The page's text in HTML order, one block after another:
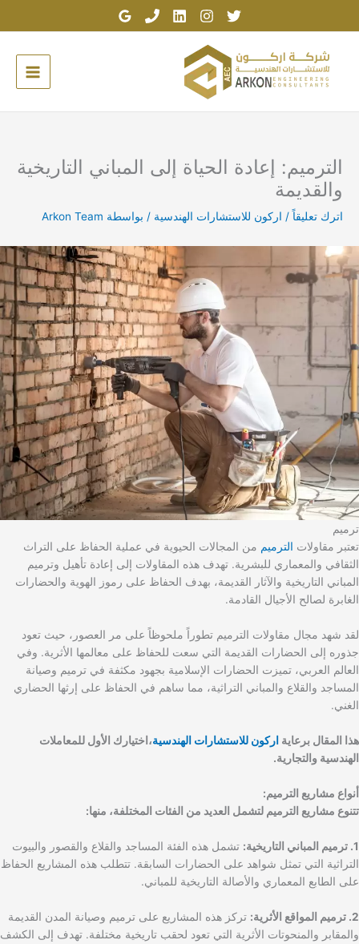
الترميم: إعادة الحياة إلى المباني التاريخية
والقديمة
اترك تعليقاً / اركون للاستشارات الهندسية / بواسطة Arkon Team
ترميم
تعتبر مقاولات الترميم من المجالات الحيوية في عملية الحفاظ على التراث
الثقافي والمعماري للبشرية. تهدف هذه المقاولات إلى إعادة تأهيل وترميم
المباني التاريخية والآثار القديمة، بهدف الحفاظ على رموز الهوية والحضارات
الغابرة لصالح الأجيال القادمة.
لقد شهد مجال مقاولات الترميم تطوراً ملحوظاً على مر العصور، حيث تعود
جذوره إلى الحضارات القديمة التي سعت للحفاظ على معالمها الأثرية. وفي
العالم العربي، تميزت الحضارات الإسلامية بجهود مكثفة في ترميم وصيانة
المساجد والقلاع والمباني التراثية، مما ساهم في الحفاظ على إرثها الحضاري
الغني.
هذا المقال برعاية اركون للاستشارات الهندسية،اختيارك الأول للمعاملات
الهندسية والتجارية.
أنواع مشاريع الترميم:
تتنوع مشاريع الترميم لتشمل العديد من الفئات المختلفة، منها:
1. ترميم المباني التاريخية:
تشمل هذه الفئة المساجد والقلاع والقصور والبيوت
التراثية التي تمثل شواهد على الحضارات السابقة. تتطلب هذه المشاريع الحفاظ
على الطابع المعماري والأصالة التاريخية للمباني.
2. ترميم المواقع الأثرية:
تركز هذه المشاريع على ترميم وصيانة المدن القديمة
والمقابر والمنحوتات الأثرية التي تعود لحقب تاريخية مختلفة. تهدف إلى الكشف